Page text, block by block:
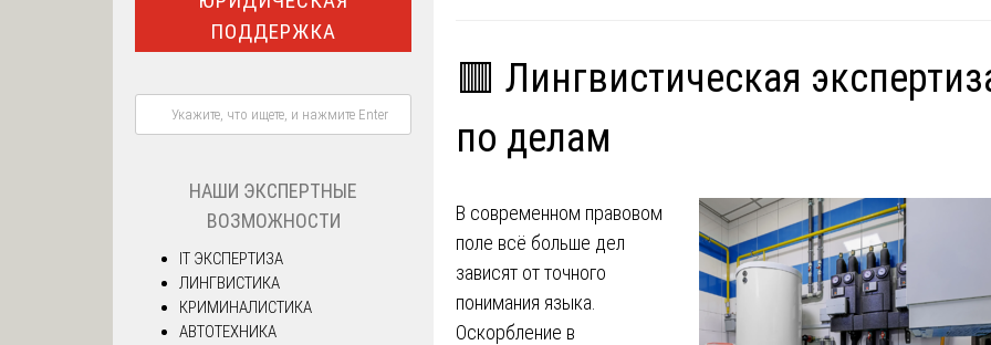
🟥 Лингвистическая
по делам
В современном правовом
поле всё больше дел
зависят от точного
понимания языка.
Оскорбление в
ПОДДЕРЖКА
НАШИ ЭКСПЕРТНЫЕ
ВОЗМОЖНОСТИ
IT ЭКСПЕРТИЗА
ЛИНГВИСТИКА
КРИМИНАЛИСТИКА
АВТОТЕХНИКА